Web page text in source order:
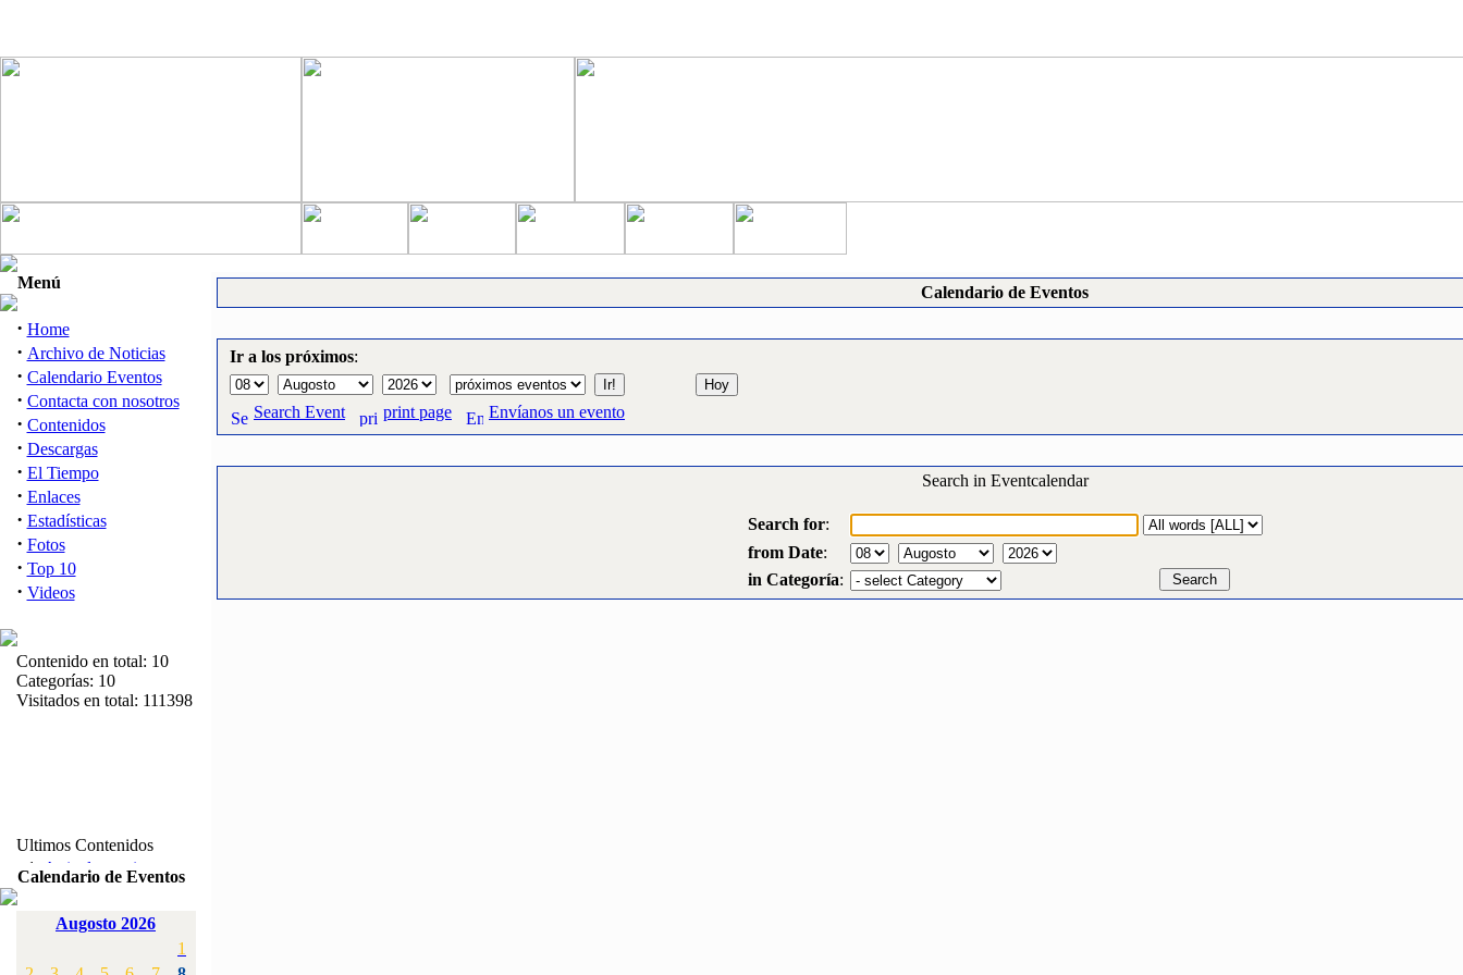
Menú
· Home
· Archivo de Noticias
· Calendario Eventos
· Contacta con nosotros
· Contenidos
· Descargas
· El Tiempo
· Enlaces
· Estadísticas
· Fotos
· Top 10
· Videos
Contenido en total: 10
Categorías: 10
Visitados en total: 111398
Ultimos Contenidos
1:
Articulos varios
[Visitas: 5714]
Campeonato de
[Visitas: 4136]
Calendario de Eventos
Augosto 2026
1
Calendario de Eventos
Ir a los próximos:
Search Event print page Envíanos un evento
Search in Eventcalendar
Search for:
from Date:
in Categoría: